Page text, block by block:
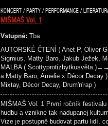
KONCERT / PARTY / PERFORMANCE /
MIŠMAŠ Vol. 1
Vstupné: Tba
AUTORSKÉ ČTENÍ ( Anet P, Oliver
Sigmius, Matty Baro, Jakub
MALBA ( Scottyprotizbytkusvěta
a Matty Baro, Amelie x Décor
Mixtay, Décor Decay, Drum'n'rap )
MIŠMAŠ Vol. 1 První ročník
hudbu a vznikne tak nadupanej
Vize je postupně budovat partu lidí,